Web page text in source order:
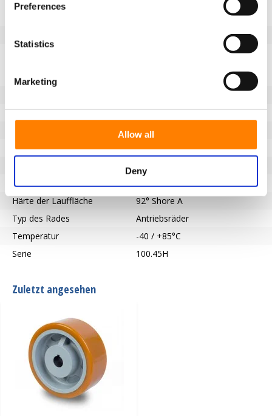
Preferences
Statistics
Marketing
Allow all
Deny
Nicht markierende Lauffläche
Radbreite (mm)
80
3000
Länge der Nabe (mm)
80
Lauffläche
Vulkollan®
Härte der Lauffläche
92° Shore A
Typ des Rades
Antriebsräder
Temperatur
-40 / +85°C
Serie
100.45H
Zuletzt angesehen